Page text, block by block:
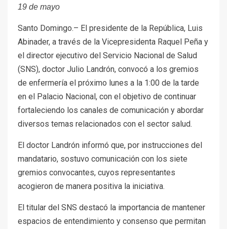
19 de mayo
Santo Domingo.– El presidente de la República, Luis
Abinader, a través de la Vicepresidenta Raquel Peña y
el director ejecutivo del Servicio Nacional de Salud
(SNS), doctor Julio Landrón, convocó a los gremios
de enfermería el próximo lunes a la 1:00 de la tarde
en el Palacio Nacional, con el objetivo de continuar
fortaleciendo los canales de comunicación y abordar
diversos temas relacionados con el sector salud.
El doctor Landrón informó que, por instrucciones del
mandatario, sostuvo comunicación con los siete
gremios convocantes, cuyos representantes
acogieron de manera positiva la iniciativa.
El titular del SNS destacó la importancia de mantener
espacios de entendimiento y consenso que permitan